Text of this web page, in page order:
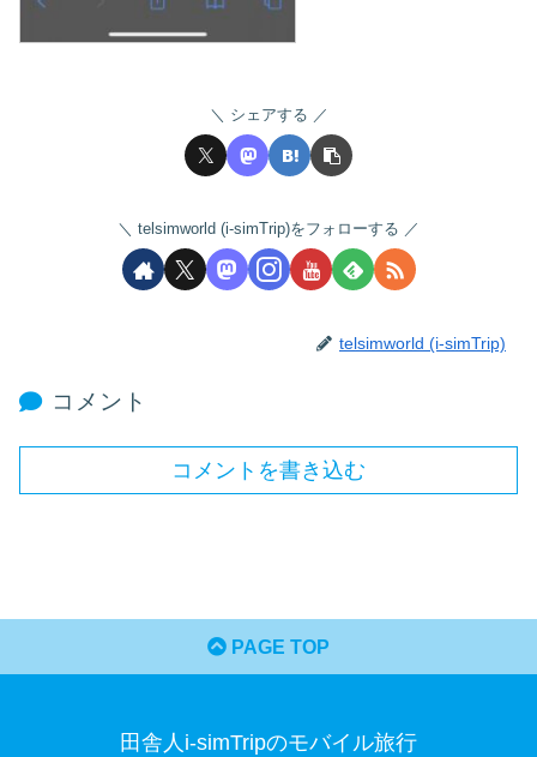
シェアする
telsimworld (i-simTrip)をフォローする
telsimworld (i-simTrip)
コメント
コメントを書き込む
PAGE TOP
田舎人i-simTripのモバイル旅行